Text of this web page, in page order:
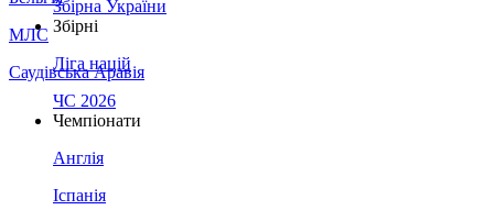
МЛС
Саудівська Аравія
Збірна України
Збірні
Ліга націй
ЧС 2026
Чемпіонати
Англія
Іспанія